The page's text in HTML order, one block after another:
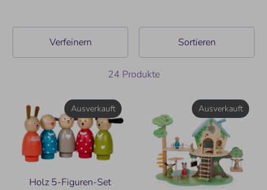
Verfeinern Sortieren
24 Produkte
Holz 5-Figuren-Set
Ausverkauft Ausverkauft